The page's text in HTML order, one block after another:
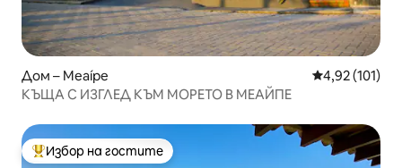
Дом – Meaípe Средна
4,92 (101)
КЪЩА С ИЗГЛЕД КЪМ МОРЕТО В МЕАЙПЕ
Най-популярен избор на гостите
Избор на гостите